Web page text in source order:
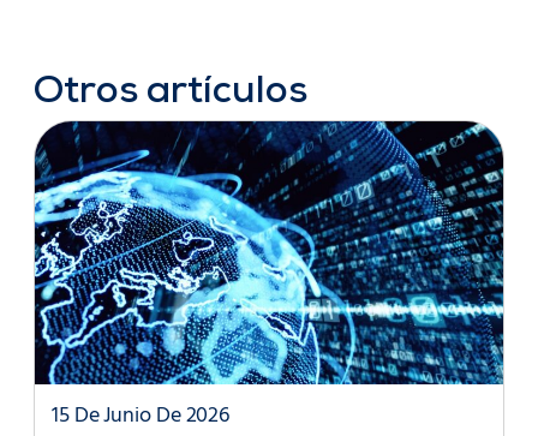
Otros artículos
15 De Junio De 2026